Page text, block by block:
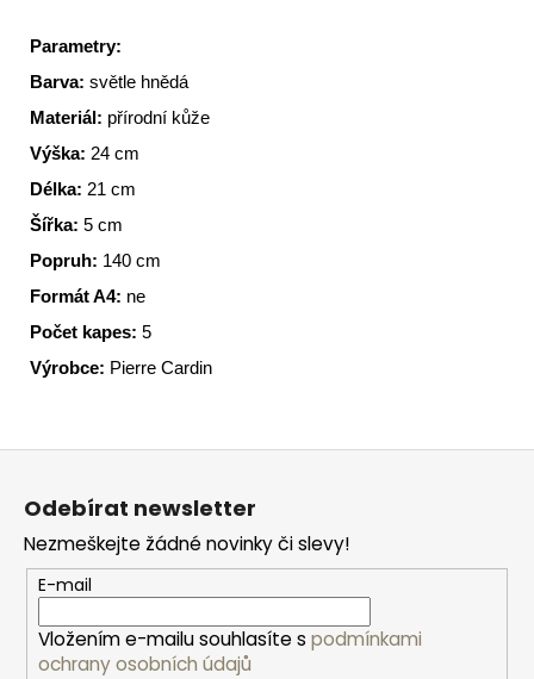
Parametry:
Barva: světle hnědá
Materiál: přírodní kůže
Výška: 24 cm
Délka: 21 cm
Šířka: 5 cm
Popruh: 140 cm
Formát A4: ne
Počet kapes: 5
Výrobce: Pierre Cardin
Z
Odebírat newsletter
Nezmeškejte žádné novinky či slevy!
E-mail
Vložením e-mailu souhlasíte s podmínkami
ochrany osobních údajů